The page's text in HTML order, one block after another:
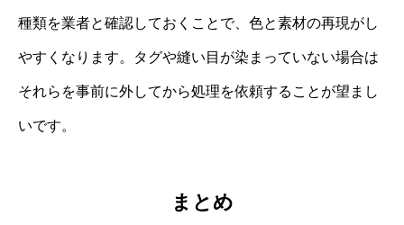
種類を業者と確認しておくことで、色と素材の再現がし
やすくなります。タグや縫い目が染まっていない場合は
それらを事前に外してから処理を依頼することが望まし
いです。
まとめ